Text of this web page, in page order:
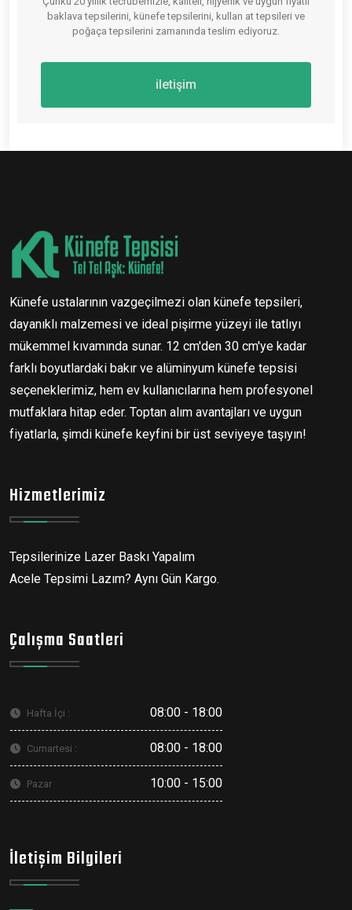
baklava tepsilerini, künefe tepsilerini, kullan at tepsileri ve
poğaça tepsilerini zamanında teslim ediyoruz.
iletişim
Künefe ustalarının vazgeçilmezi olan künefe tepsileri,
dayanıklı malzemesi ve ideal pişirme yüzeyi ile tatlıyı
mükemmel kıvamında sunar. 12 cm'den 30 cm'ye kadar
farklı boyutlardaki bakır ve alüminyum künefe tepsisi
seçeneklerimiz, hem ev kullanıcılarına hem profesyonel
mutfaklara hitap eder. Toptan alım avantajları ve uygun
fiyatlarla, şimdi künefe keyfini bir üst seviyeye taşıyın!
Hizmetlerimiz
Tepsilerinize Lazer Baskı Yapalım
Acele Tepsimi Lazım? Aynı Gün Kargo.
Çalışma Saatleri
Hafta İçi : 08:00 - 18:00
Cumartesi : 08:00 - 18:00
Pazar 10:00 - 15:00
İletişim Bilgileri